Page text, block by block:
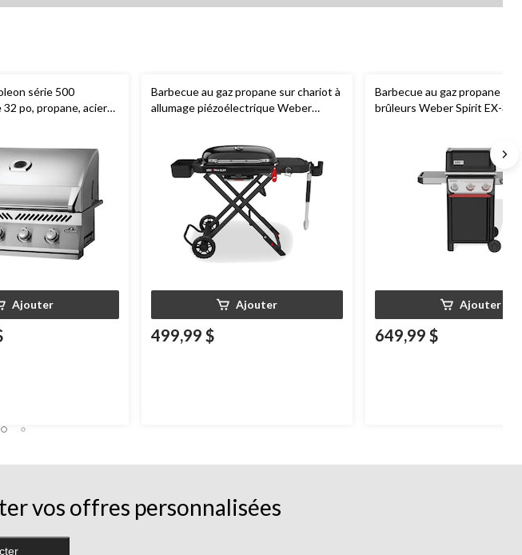
série 500
po, propane, acier
Ajouter
Barbecue au gaz propane sur chariot à
allumage piézoélectrique Weber
Ajouter
499,99 $
Barbecue au gaz propane en
brûleurs Weber Spirit EX-325
Ajouter
649,99 $
vos offres personnalisées